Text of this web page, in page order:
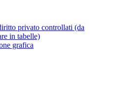
privato controllati (da
in tabelle)
grafica